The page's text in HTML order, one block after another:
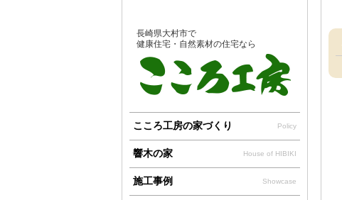
長崎県大村市で
健康住宅・自然素材の住宅なら
こころ工房の家づくり Policy
響木の家 House of HIBIKI
施工事例 Showcase